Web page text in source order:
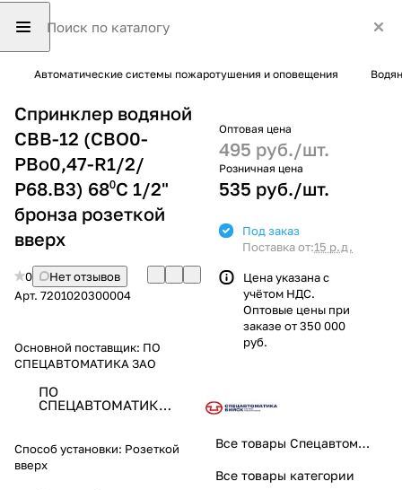
Автоматические системы пожаротушения и оповещения
Спринклер водяной
СВВ-12 (СВО0-
РВо0,47-R1/2/
Р68.В3) 68⁰С 1/2"
бронза розеткой
вверх
0
Нет отзывов
Арт. 7201020300004
Основной поставщик: ПО
СПЕЦАВТОМАТИКА ЗАО
ПО
СПЕЦАВТОМАТИКА
Способ установки: Розеткой
вверх
Оптовая цена
495 руб./шт.
Розничная цена
535 руб./шт.
Под заказ
Поставка от:15 р.д.
Цена указана с
учётом НДС.
Оптовые цены при
заказе от 350 000
руб.
Все товары Спецавтоматика
Все товары категории